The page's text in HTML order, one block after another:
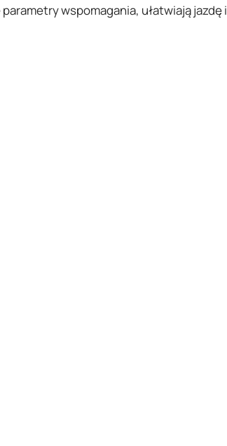
wspomagania, ułatwiają jazdę i